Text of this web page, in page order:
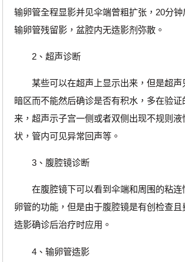
输卵管全程显影并见伞端曾粗扩张，20分钟
输卵管残留影，盆腔内无造影剂弥散。
2、超声诊断
某些可以在超声上显示出来，但是超声
暗区而不能然后确诊是否有积水，多在验证
来，超声示子宫一侧或者双侧出现不规则液
状，管内可见异常回声等。
3、腹腔镜诊断
在腹腔镜下可以看到伞端和周围的粘连
卵管的功能，但是由于腹腔镜是有创检查
造影确诊后治疗时应用。
4、输卵管造影